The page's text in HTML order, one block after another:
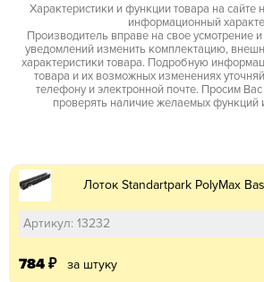
Характеристики и функции товара на сайте
информационный
Производитель вправе на свое усмотрение
уведомлений изменить комплектацию,
характеристики товара. Подробную
товара и их возможных изменениях
телефону и электронной почте. Просим
проверять наличие желаемых функций
Лоток Standartpark PolyMax
Артикул: 13232
784 ₽ за штуку